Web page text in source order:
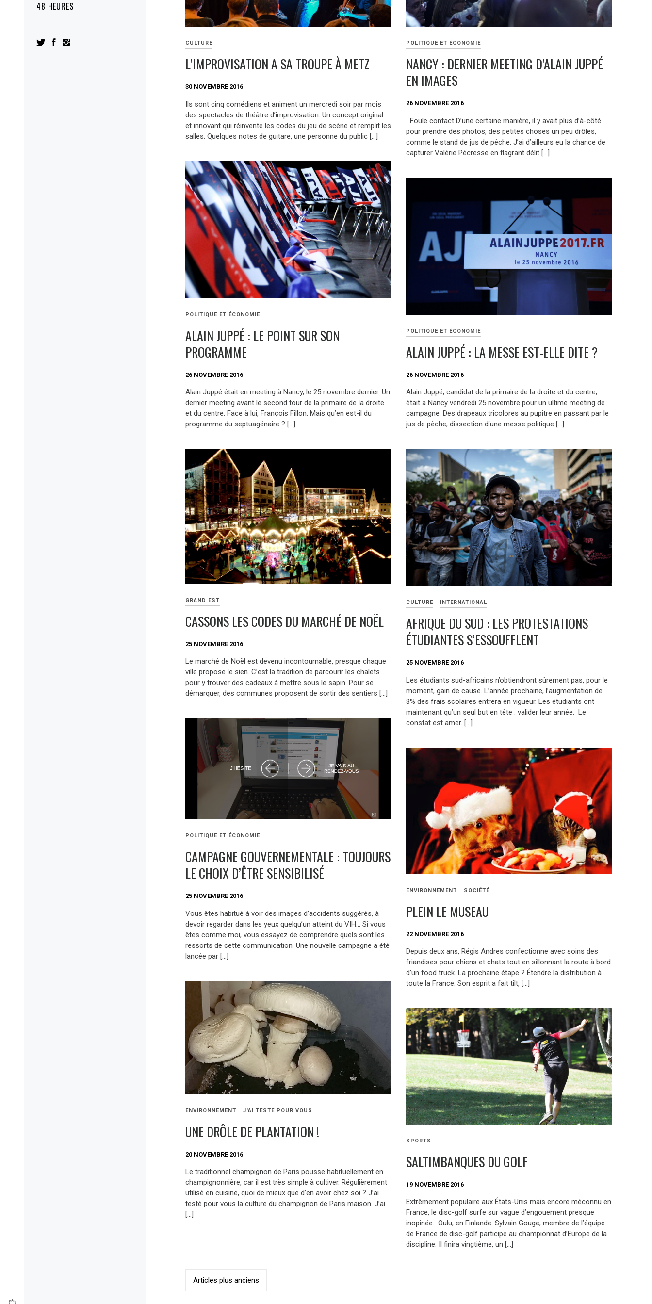
48 HEURES
CULTURE
L’IMPROVISATION A SA TROUPE À METZ
30 NOVEMBRE 2016
Ils sont cinq comédiens et animent un mercredi soir par mois
des spectacles de théâtre d’improvisation. Un concept original
et innovant qui réinvente les codes du jeu de scène et remplit les
salles. Quelques notes de guitare, une personne du public […]
POLITIQUE ET ÉCONOMIE
NANCY : DERNIER MEETING D’ALAIN JUPPÉ
EN IMAGES
26 NOVEMBRE 2016
Foule contact D’une certaine manière, il y avait plus d’à-côté
pour prendre des photos, des petites choses un peu drôles,
comme le stand de jus de pêche. J’ai d’ailleurs eu la chance de
capturer Valérie Pécresse en flagrant délit […]
POLITIQUE ET ÉCONOMIE
ALAIN JUPPÉ : LE POINT SUR SON
PROGRAMME
26 NOVEMBRE 2016
Alain Juppé était en meeting à Nancy, le 25 novembre dernier. Un
dernier meeting avant le second tour de la primaire de la droite
et du centre. Face à lui, François Fillon. Mais qu’en est-il du
programme du septuagénaire ? […]
POLITIQUE ET ÉCONOMIE
ALAIN JUPPÉ : LA MESSE EST-ELLE DITE ?
26 NOVEMBRE 2016
Alain Juppé, candidat de la primaire de la droite et du centre,
était à Nancy vendredi 25 novembre pour un ultime meeting de
campagne. Des drapeaux tricolores au pupitre en passant par le
jus de pêche, dissection d’une messe politique […]
GRAND EST
CASSONS LES CODES DU MARCHÉ DE NOËL
25 NOVEMBRE 2016
Le marché de Noël est devenu incontournable, presque chaque
ville propose le sien. C’est la tradition de parcourir les chalets
pour y trouver des cadeaux à mettre sous le sapin. Pour se
démarquer, des communes proposent de sortir des sentiers […]
CULTURE INTERNATIONAL
AFRIQUE DU SUD : LES PROTESTATIONS
ÉTUDIANTES S’ESSOUFFLENT
25 NOVEMBRE 2016
Les étudiants sud-africains n’obtiendront sûrement pas, pour le
moment, gain de cause. L’année prochaine, l’augmentation de
8% des frais scolaires entrera en vigueur. Les étudiants ont
maintenant qu’un seul but en tête : valider leur année. Le
constat est amer. […]
POLITIQUE ET ÉCONOMIE
CAMPAGNE GOUVERNEMENTALE : TOUJOURS
LE CHOIX D’ÊTRE SENSIBILISÉ
25 NOVEMBRE 2016
Vous êtes habitué à voir des images d’accidents suggérés, à
devoir regarder dans les yeux quelqu’un atteint du VIH… Si vous
êtes comme moi, vous essayez de comprendre quels sont les
ressorts de cette communication. Une nouvelle campagne a été
lancée par […]
ENVIRONNEMENT SOCIÉTÉ
PLEIN LE MUSEAU
22 NOVEMBRE 2016
Depuis deux ans, Régis Andres confectionne avec soins des
friandises pour chiens et chats tout en sillonnant la route à bord
d’un food truck. La prochaine étape ? Étendre la distribution à
toute la France. Son esprit a fait tilt, […]
ENVIRONNEMENT J'AI TESTÉ POUR VOUS
UNE DRÔLE DE PLANTATION !
20 NOVEMBRE 2016
Le traditionnel champignon de Paris pousse habituellement en
champignonnière, car il est très simple à cultiver. Régulièrement
utilisé en cuisine, quoi de mieux que d’en avoir chez soi ? J’ai
testé pour vous la culture du champignon de Paris maison. J’ai
[…]
SPORTS
SALTIMBANQUES DU GOLF
19 NOVEMBRE 2016
Extrêmement populaire aux États-Unis mais encore méconnu en
France, le disc-golf surfe sur vague d’engouement presque
inopinée. Oulu, en Finlande. Sylvain Gouge, membre de l’équipe
de France de disc-golf participe au championnat d’Europe de la
discipline. Il finira vingtième, un […]
Navigation
des
Articles plus anciens